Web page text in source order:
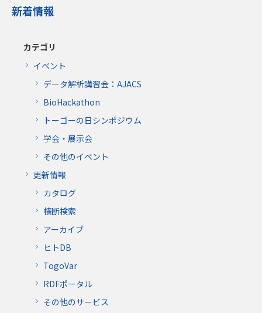
新着情報
カテゴリ
イベント
データ解析講習会：AJACS
BioHackathon
トーゴーの日シンポジウム
学会・展示会
その他のイベント
更新情報
カタログ
横断検索
アーカイブ
ヒトDB
TogoVar
RDFポータル
その他のサービス